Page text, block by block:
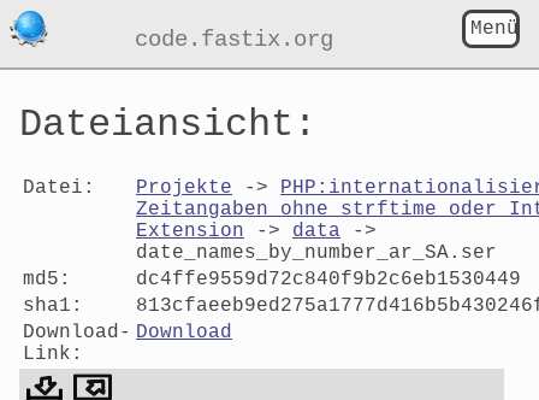
code.fastix.org Menü
Dateiansicht:
Datei: Projekte ->
Zeitangaben ohne strftime oder
Extension -> data ->
date_names_by_number_ar_SA.ser
md5:
dc4ffe9559d72c840f9b2c6eb1530449
sha1:
Download-
Link:
Download